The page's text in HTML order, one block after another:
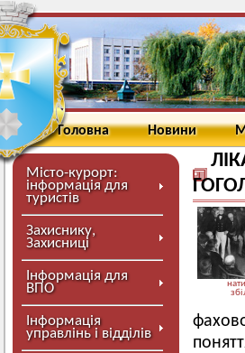
Головна Новини
Місто-курорт:
інформація для
туристів
Захиснику,
Захисниці
Інформація для
ВПО
Інформація
управлінь і відділів